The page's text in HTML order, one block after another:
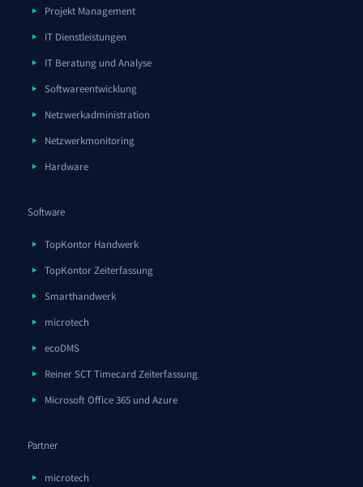
Projekt Management
IT Dienstleistungen
IT Beratung und Analyse
Softwareentwicklung
Netzwerkadministration
Netzwerkmonitoring
Hardware
Software
TopKontor Handwerk
TopKontor Zeiterfassung
Smarthandwerk
microtech
ecoDMS
Reiner SCT Timecard Zeiterfassung
Microsoft Office 365 und Azure
Partner
microtech